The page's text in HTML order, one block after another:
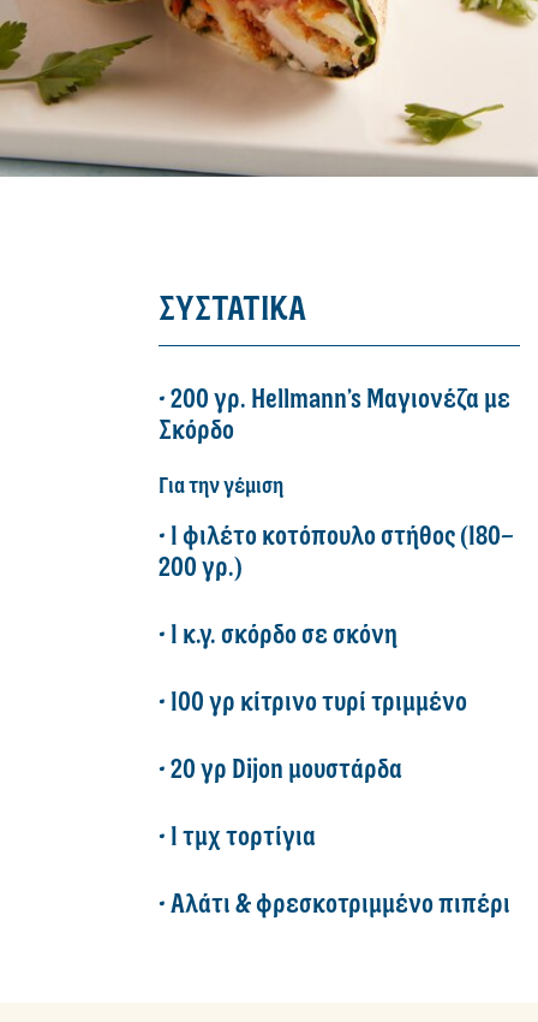
ΣΥΣΤΑΤΙΚΑ
• 200 γρ. Hellmann’s Μαγιονέζα με
Σκόρδο
Για την γέμιση
• 1 φιλέτο κοτόπουλο στήθος (180–
200 γρ.)
• 1 κ.γ. σκόρδο σε σκόνη
• 100 γρ κίτρινο τυρί τριμμένο
• 20 γρ Dijon μουστάρδα
• 1 τμχ τορτίγια
• Αλάτι & φρεσκοτριμμένο πιπέρι